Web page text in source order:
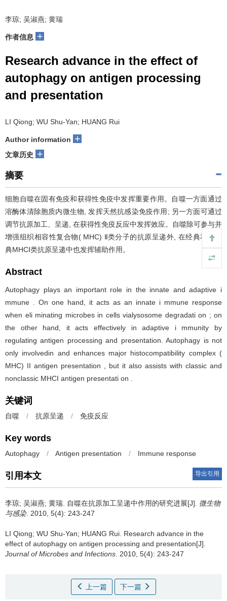
李琼; 吴淑燕; 黄瑞
作者信息 +
Research advance in the effect of
autophagy on antigen processing
and presentation
LI Qiong; WU Shu-Yan; HUANG Rui
Author information +
文章历史 +
摘要
细胞自噬在固有免疫和获得性免疫中发挥重要作用。自噬一方面通过
溶酶体清除胞质内微生物, 发挥天然抗感染免疫作用; 另一方面可通过
调节抗原加工、呈递, 在获得性免疫反应中发挥效应。自噬除可参与并
增强组织相容性复合物( MHC) Ⅱ类分子的抗原呈递外, 在经典和非经
典MHCⅠ类抗原呈递中也发挥辅助作用。
Abstract
Autophagy plays an important role in the innate and adaptive i
mmune . On one hand, it acts as an innate i mmune response
when eli minating microbes in cells vialysosome degradati on ; on
the other hand, it acts effectively in adaptive i mmunity by
regulating antigen processing and presentation. Autophagy is not
only involvedin and enhances major histocompatibility complex (
MHC) II antigen presentation , but it also assists with classic and
nonclassic MHCI antigen presentati on .
关键词
自噬 / 抗原呈递 / 免疫反应
Key words
Autophagy / Antigen presentation / Immune response
引用本文 导出引用
李琼; 吴淑燕; 黄瑞. 自噬在抗原加工呈递中作用的研究进展[J]. 微生物
与感染. 2010, 5(4): 243-247
LI Qiong; WU Shu-Yan; HUANG Rui. Research advance in the
effect of autophagy on antigen processing and presentation[J].
Journal of Microbes and Infections . 2010, 5(4): 243-247
上一篇 下一篇